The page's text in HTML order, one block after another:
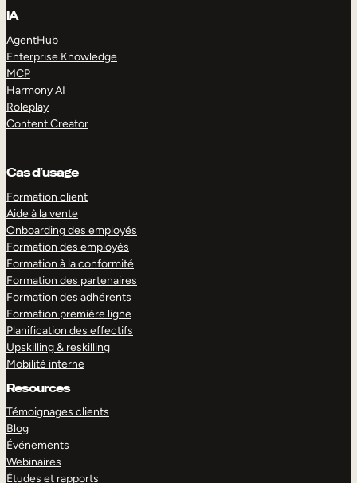
IA
AgentHub
Enterprise Knowledge
MCP
Harmony AI
Roleplay
Content Creator
Cas d’usage
Formation client
Aide à la vente
Onboarding des employés
Formation des employés
Formation à la conformité
Formation des partenaires
Formation des adhérents
Formation première ligne
Planification des effectifs
Upskilling & reskilling
Mobilité interne
Resources
Témoignages clients
Blog
Événements
Webinaires
Études et rapports